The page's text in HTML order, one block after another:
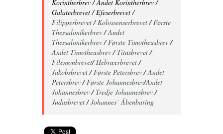
Korintherbrev / Andet Korintherbrev /
Galaterbrevet / Efeserbrevet /
Filipperbrevet/Kolossenserbrevet/Første
Thessalonikerbrev/Andet
Thessalonikerbrev/Første Timotheusbrev/
Andet Timotheusbrev/Titusbrevet/
Filemonbrevet/Hebræerbrevet/
Jakobsbrevet/Første Petersbrev/Andet
Petersbrev/Første Johannesbrev/Andet
Johannesbrev/Tredje Johannesbrev/
Judasbrevet/Johannes’ Åbenbaring